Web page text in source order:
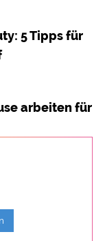
5 Tipps für
arbeiten für